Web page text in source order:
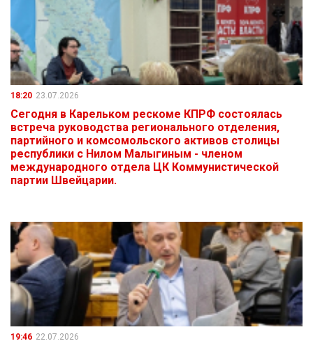
18:20 23.07.2026
Сегодня в Карельком рескоме КПРФ состоялась
встреча руководства регионального отделения,
партийного и комсомольского активов столицы
республики с Нилом Малыгиным - членом
международного отдела ЦК Коммунистической
партии Швейцарии.
19:46 22.07.2026